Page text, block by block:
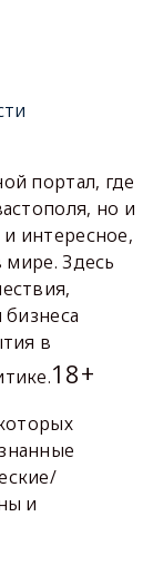
портал, где
но и
интересное,
Здесь
в
18+
и